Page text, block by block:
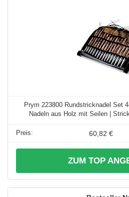
Prym 223800 Rundstricknadel Set
Nadeln aus Holz mit Seilen |
60,82 €
ZUM TOP